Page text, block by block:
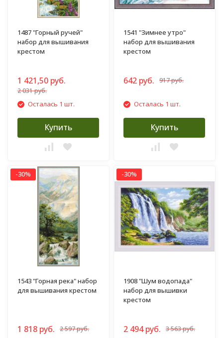
1487 "Горный ручей"
набор для вышивания
крестом
1 421,50 руб.
2 031 руб.
Осталась 1 шт.
Купить
1541 "Зимнее утро"
набор для вышивания
крестом
642 руб. 917 руб.
Осталась 1 шт.
Купить
-30%
1543 "Горная река" набор
для вышивания крестом
1 818 руб. 2 597 руб.
-30%
1908 "Шум водопада"
набор для вышивки
крестом
2 494 руб. 3 563 руб.